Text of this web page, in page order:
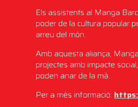
Els assistents al Manga
poder de la cultura popular
arreu del món.
Amb aquesta aliança,
projectes amb impacte
poden anar de la mà.
Per a més informació: